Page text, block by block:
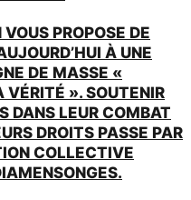
PROPOSE DE
À UNE
DE MASSE «
VÉRITÉ ». SOUTENIR
DANS LEUR COMBAT
DROITS PASSE PAR
COLLECTIVE